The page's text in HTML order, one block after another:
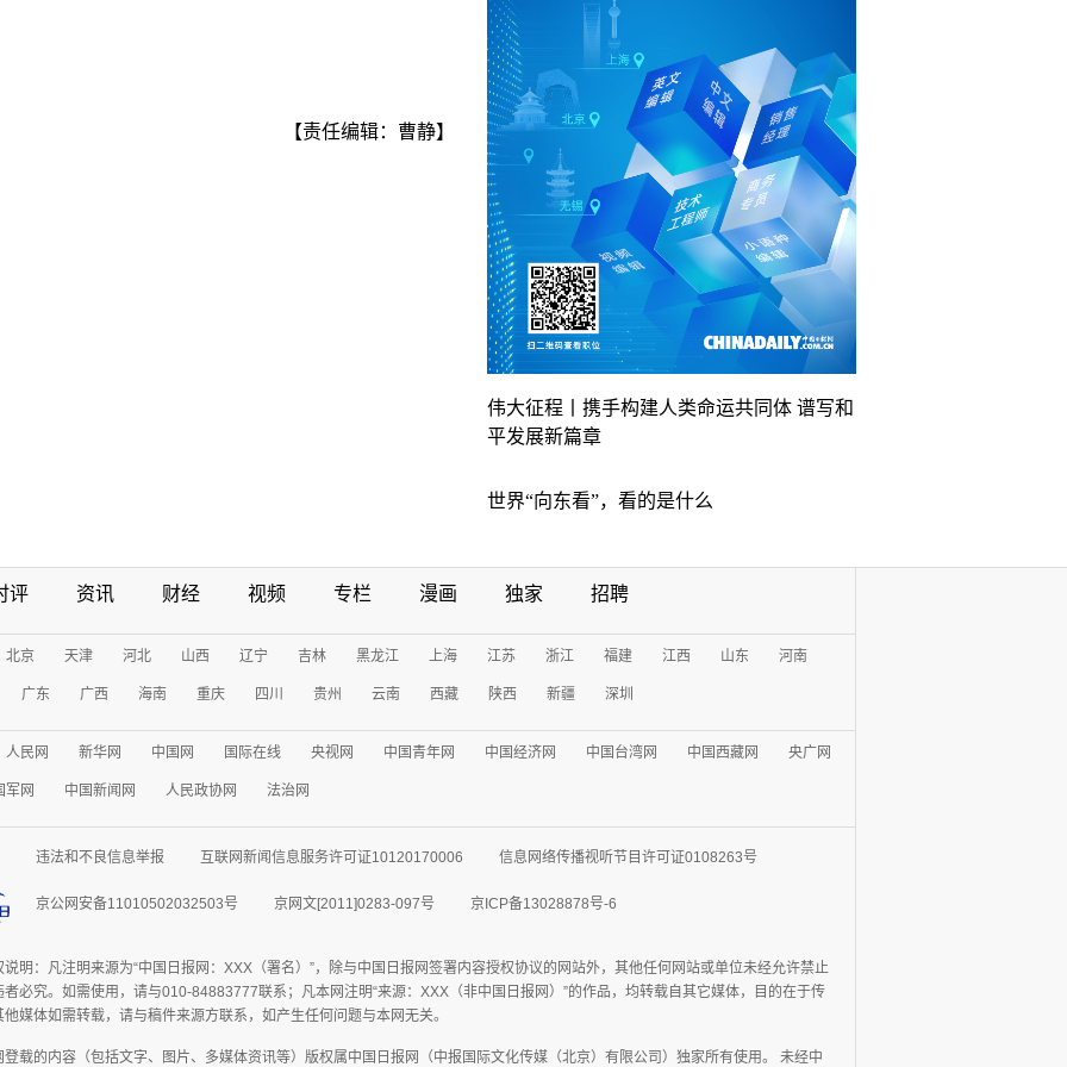
【责任编辑：曹静】
伟大征程丨携手构建人类命运共同体 谱写和
平发展新篇章
世界“向东看”，看的是什么
评 资讯 财经 视频 专栏 漫画 独家 招聘
北京 天津 河北 山西 辽宁 吉林 黑龙江 上海 江苏 浙江 福建 江西 山东 河南
广东 广西 海南 重庆 四川 贵州 云南 西藏 陕西 新疆 深圳
人民网 新华网 中国网 国际在线 央视网 中国青年网 中国经济网 中国台湾网 中国西藏网 央广网
军网 中国新闻网 人民政协网 法治网
违法和不良信息举报 互联网新闻信息服务许可证10120170006 信息网络传播视听节目许可证0108263号
京公网安备11010502032503号 京网文[2011]0283-097号 京ICP备13028878号-6
明：凡注明来源为“中国日报网：XXX（署名）”，除与中国日报网签署内容授权协议的网站外，其他任何网站或单位未经允许禁止
必究。如需使用，请与010-84883777联系；凡本网注明“来源：XXX（非中国日报网）”的作品，均转载自其它媒体，目的在于传
媒体如需转载，请与稿件来源方联系，如产生任何问题与本网无关。
载的内容（包括文字、图片、多媒体资讯等）版权属中国日报网（中报国际文化传媒（北京）有限公司）独家所有使用。 未经中